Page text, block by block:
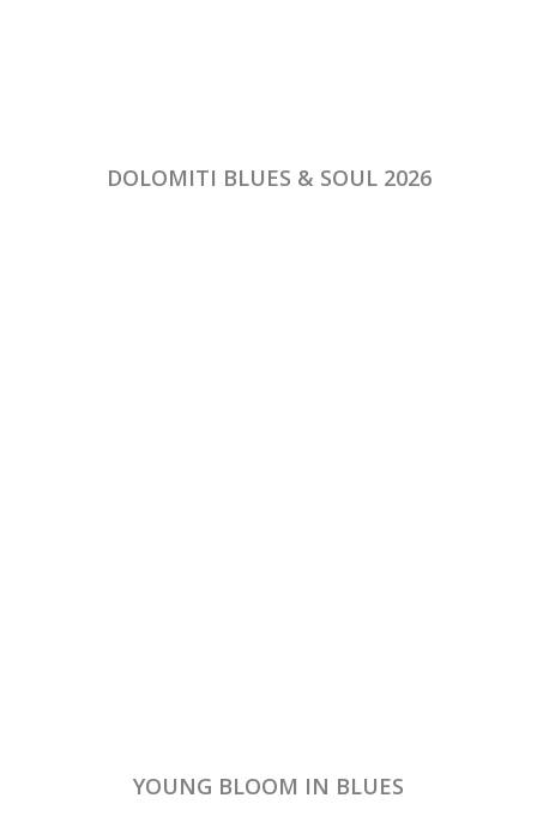
DOLOMITI BLUES & SOUL 2026
YOUNG BLOOM IN BLUES